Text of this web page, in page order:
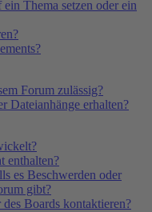
Thema setzen oder ein
Forum zulässig?
Dateianhänge erhalten?
enthalten?
es Beschwerden oder
gibt?
Boards kontaktieren?